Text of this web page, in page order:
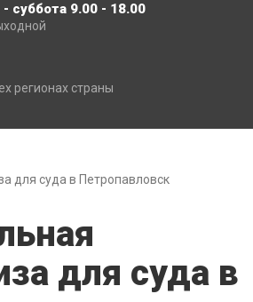
суббота 9.00 - 18.00
регионах страны
для суда в Петропавловск
для суда в